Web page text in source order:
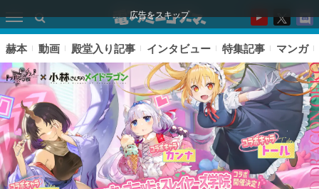
広告をスキップ
赫本 動画 殿堂入り記事 インタビュー 特集記事 マンガ